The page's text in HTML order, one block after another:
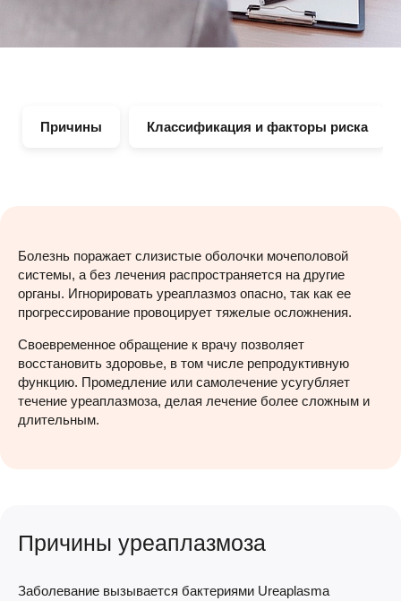
Причины Классификация и факторы риска
Болезнь поражает слизистые оболочки мочеполовой
системы, а без лечения распространяется на другие
органы. Игнорировать уреаплазмоз опасно, так как ее
прогрессирование провоцирует тяжелые осложнения.
Своевременное обращение к врачу позволяет
восстановить здоровье, в том числе репродуктивную
функцию. Промедление или самолечение усугубляет
течение уреаплазмоза, делая лечение более сложным и
длительным.
Причины уреаплазмоза
Заболевание вызывается бактериями Ureaplasma